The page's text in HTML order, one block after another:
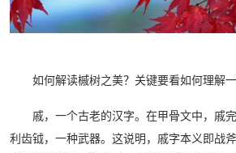
如何解读槭树之美？关键要看如何理解一
戚，一个古老的汉字。在甲骨文中，戚完
利齿钺，一种武器。这说明，戚字本义即战